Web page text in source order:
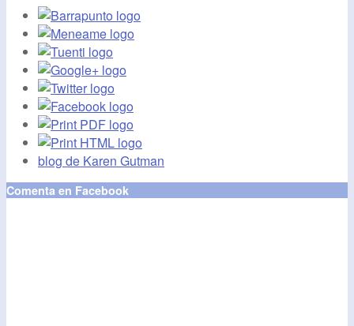
blog de Karen Gutman
Comenta en Facebook